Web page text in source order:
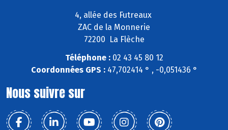
4, allée des Futreaux
ZAC de la Monnerie
72200 La Flèche
Téléphone :02 43 45 80 12
Coordonnées GPS :47,702414 ° , -0,051436 °
Nous suivre sur